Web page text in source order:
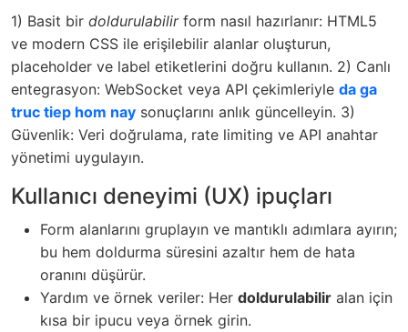
1) Basit bir doldurulabilirform nasıl hazırlanır: HTML5
ve modern CSS ile erişilebilir alanlar oluşturun,
placeholder ve label etiketlerini doğru kullanın. 2) Canlı
entegrasyon: WebSocket veya API çekimleriyle da ga
truc tiep hom nay sonuçlarını anlık güncelleyin. 3)
Güvenlik: Veri doğrulama, rate limiting ve API anahtar
yönetimi uygulayın.
Kullanıcı deneyimi (UX) ipuçları
Form alanlarını gruplayın ve mantıklı adımlara ayırın;
bu hem doldurma süresini azaltır hem de hata
oranını düşürür.
Yardım ve örnek veriler: Her doldurulabilir alan için
kısa bir ipucu veya örnek girin.